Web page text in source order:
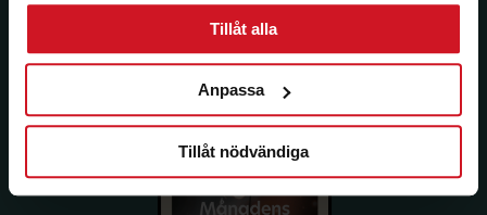
Tillåt alla
Anpassa
Tillåt nödvändiga